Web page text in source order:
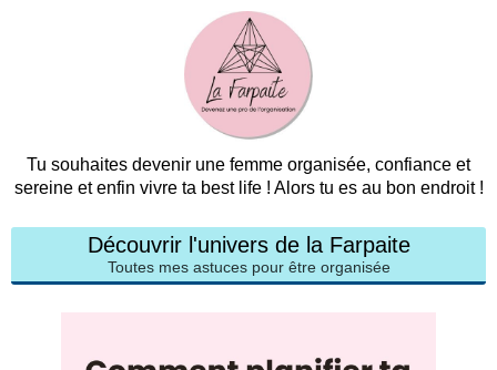
Tu souhaites devenir une femme organisée, confiance et
sereine et enfin vivre ta best life ! Alors tu es au bon endroit !
Découvrir l'univers de la Farpaite
Toutes mes astuces pour être organisée